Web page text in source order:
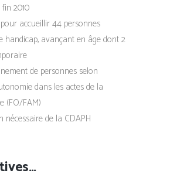
2010
accueillir 44 personnes
handicap, avançant en âge dont 2
de personnes selon
dans les actes de la
(FO/FAM)
nécessaire de la CDAPH